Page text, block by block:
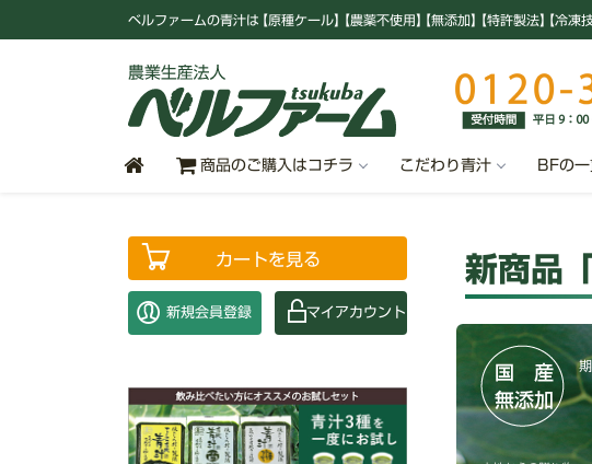
ベルファームの青汁は【原種ケール】【農薬不使用】【無添加】【特許製法】【冷凍
商品のご購入はコチラ こだわり青汁 BFの
カートを見る
新規会員登録 マイアカウント
新商品